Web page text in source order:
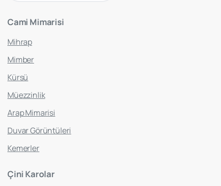
Cami Mimarisi
Mihrap
Mimber
Kürsü
Müezzinlik
Arap Mimarisi
Duvar Görüntüleri
Kemerler
Çini Karolar